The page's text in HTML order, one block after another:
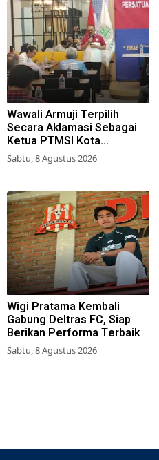
Wawali Armuji Terpilih
Secara Aklamasi Sebagai
Ketua PTMSI Kota
Surabaya
Sabtu, 8 Agustus 2026
Wigi Pratama Kembali
Gabung Deltras FC, Siap
Berikan Performa Terbaik
Sabtu, 8 Agustus 2026